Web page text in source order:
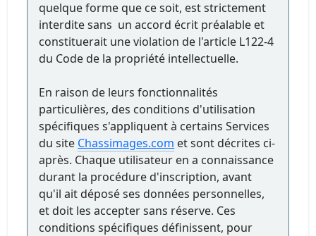
quelque forme que ce soit, est strictement
interdite sans un accord écrit préalable et
constituerait une violation de l'article L122-4
du Code de la propriété intellectuelle.
En raison de leurs fonctionnalités
particulières, des conditions d'utilisation
spécifiques s'appliquent à certains Services
du site Chassimages.com et sont décrites ci-
après. Chaque utilisateur en a connaissance
durant la procédure d'inscription, avant
qu'il ait déposé ses données personnelles,
et doit les accepter sans réserve. Ces
conditions spécifiques définissent, pour